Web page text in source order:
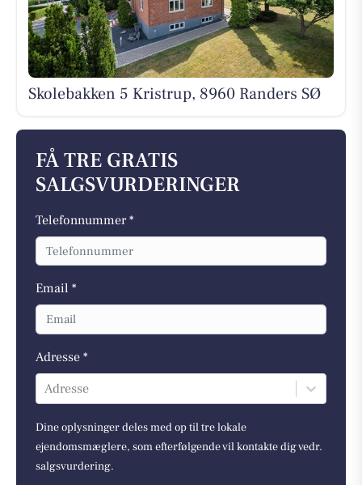
Skolebakken 5 Kristrup, 8960 Randers SØ
FÅ TRE GRATIS
SALGSVURDERINGER
Telefonnummer *
Email *
Adresse *
Adresse
Dine oplysninger deles med op til tre lokale
ejendomsmæglere, som efterfølgende vil kontakte dig vedr.
salgsvurdering.